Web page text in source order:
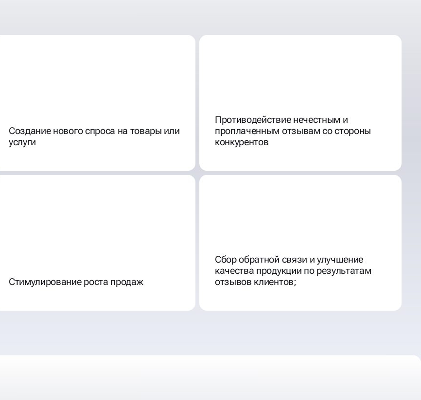
Создание нового спроса на товары или
услуги
Противодействие нечестным и
проплаченным отзывам со стороны
конкурентов
Стимулирование роста продаж
Сбор обратной связи и улучшение
качества продукции по результатам
отзывов клиентов;